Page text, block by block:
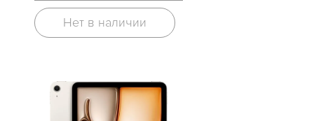
Нет в наличии